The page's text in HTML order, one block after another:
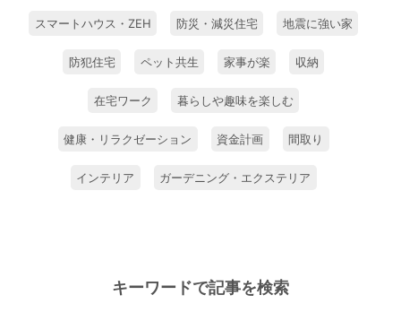
スマートハウス・ZEH 防災・減災住宅 地震に強い家
防犯住宅 ペット共生 家事が楽 収納
在宅ワーク 暮らしや趣味を楽しむ
健康・リラクゼーション 資金計画 間取り
インテリア ガーデニング・エクステリア
キーワードで記事を検索